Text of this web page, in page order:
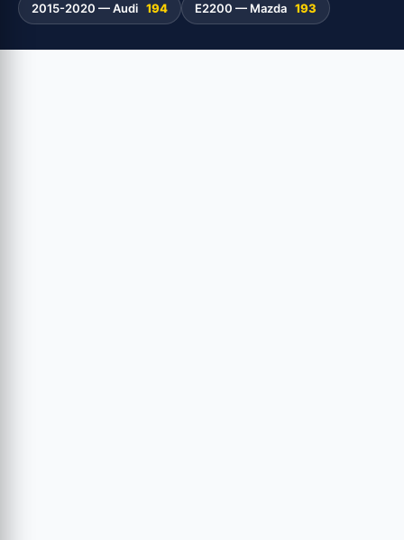
2015-2020 — Audi 194 E2200 — Mazda 193